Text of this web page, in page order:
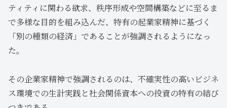
ティティに関わる欲求、秩序形成や空間構築などに至るま
で多様な目的を組み込んだ、特有の起業家精神に基づく
「別の種類の経済」であることが強調されるようになっ
た。
その企業家精神で強調されるのは、不確実性の高いビジネ
ス環境での生計実践と社会関係資本への投資の特有の結び